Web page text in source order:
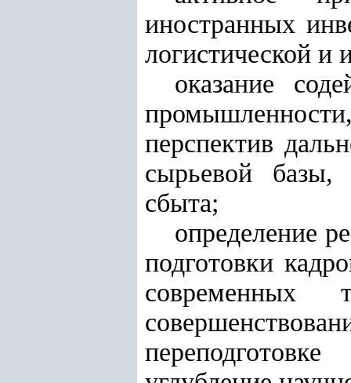
иностранных
логистической и
оказание
перспектив
сырьевой базы,
сбыта;
определение
подготовки
современных